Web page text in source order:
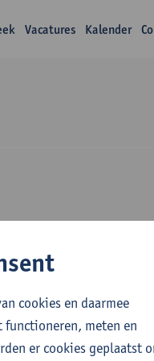
Vacatures Kalender
cookies en daarmee
meten en
er cookies geplaatst